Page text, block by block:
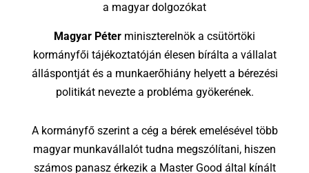
a magyar dolgozókat
Magyar Péter miniszterelnök a csütörtöki
kormányfői tájékoztatóján élesen bírálta a vállalat
álláspontját és a munkaerőhiány helyett a bérezési
politikát nevezte a probléma gyökerének.
A kormányfő szerint a cég a bérek emelésével több
magyar munkavállalót tudna megszólítani, hiszen
számos panasz érkezik a Master Good által kínált